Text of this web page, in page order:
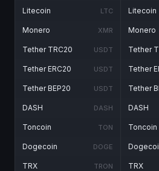
Litecoin LTC
Monero XMR
Tether TRC20 USDT
Tether ERC20 USDT
Tether BEP20 USDT
DASH DASH
Toncoin TON
Dogecoin DOGE
TRX TRON
Litecoin
Monero
Tether
Tether
Tether
DASH
Toncoin
TRX